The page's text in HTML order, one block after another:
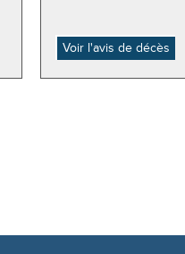
Voir l'avis de décès